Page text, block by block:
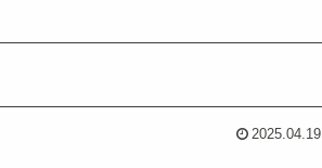
2025.04.19